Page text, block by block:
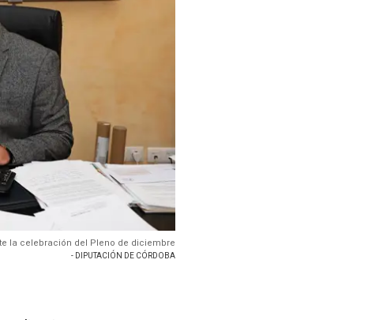
la celebración del Pleno de diciembre
- DIPUTACIÓN DE CÓRDOBA